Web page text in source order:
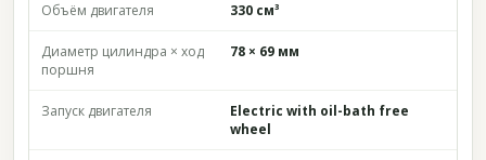
Объём двигателя 330 см³
Диаметр цилиндра × ход
поршня
78 × 69 мм
Запуск двигателя
Electric with oil-bath free
wheel